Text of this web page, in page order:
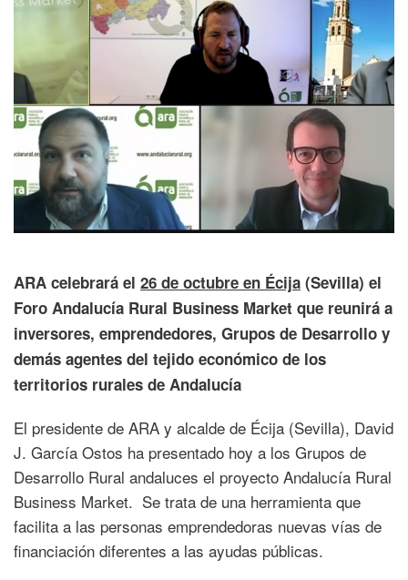
ARA celebrará el 26 de octubre en Écija (Sevilla) el
Foro Andalucía Rural Business Market que reunirá a
inversores, emprendedores, Grupos de Desarrollo y
demás agentes del tejido económico de los
territorios rurales de Andalucía
El presidente de ARA y alcalde de Écija (Sevilla), David
J. García Ostos ha presentado hoy a los Grupos de
Desarrollo Rural andaluces el proyecto Andalucía Rural
Business Market. Se trata de una herramienta que
facilita a las personas emprendedoras nuevas vías de
financiación diferentes a las ayudas públicas.